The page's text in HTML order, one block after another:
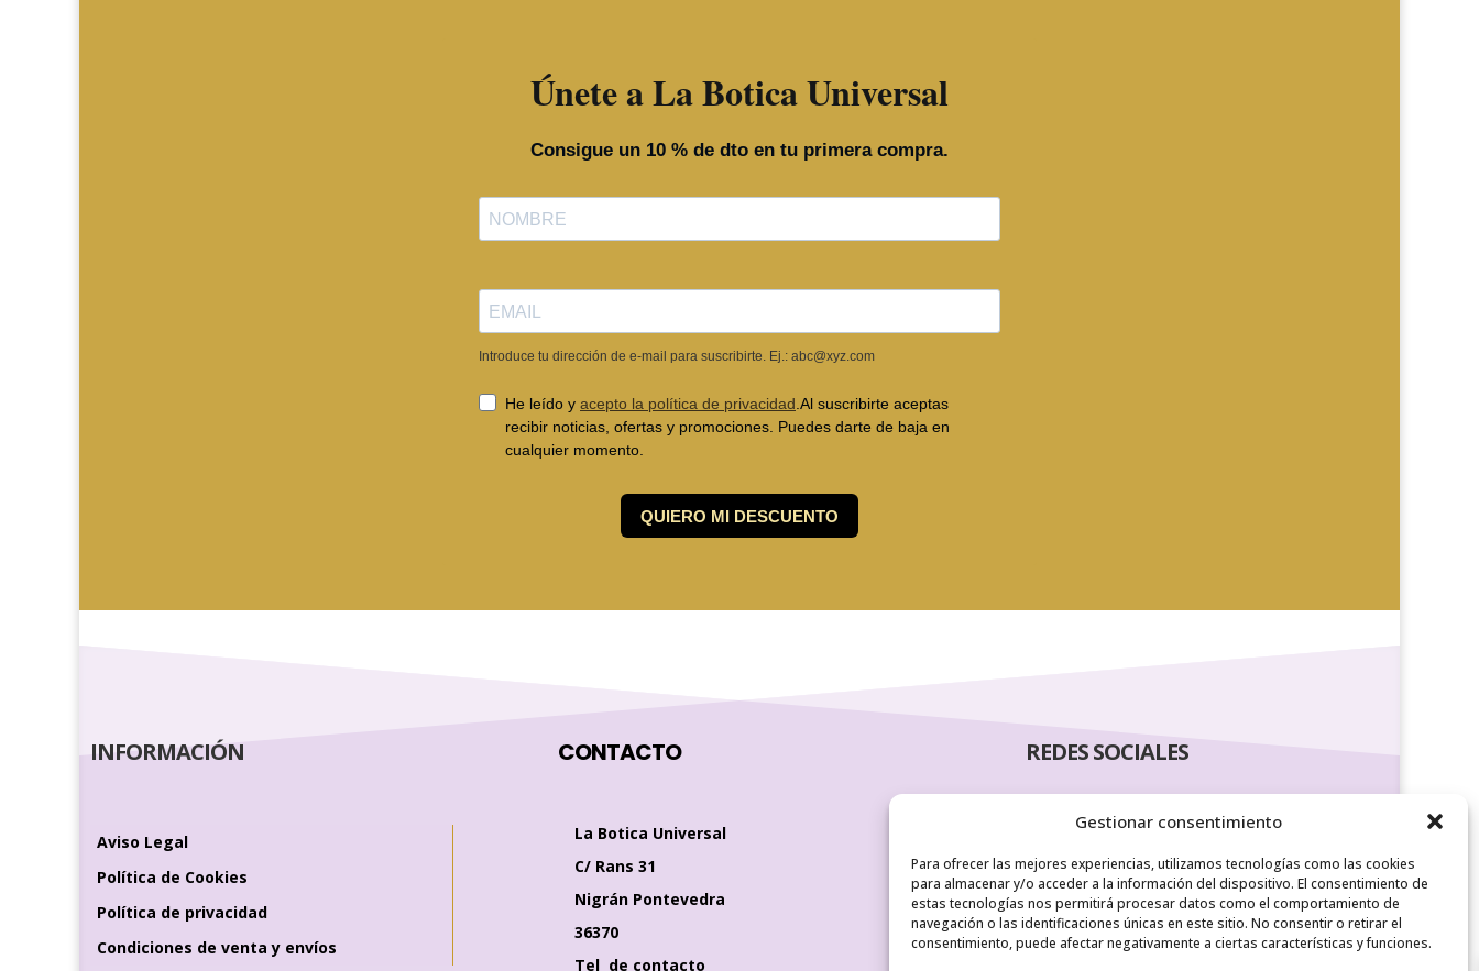
Gestionar consentimiento
Para ofrecer las mejores experiencias, utilizamos tecnologías como las cookies
para almacenar y/o acceder a la información del dispositivo. El consentimiento de
estas tecnologías nos permitirá procesar datos como el comportamiento de
navegación o las identificaciones únicas en este sitio. No consentir o retirar el
consentimiento, puede afectar negativamente a ciertas características y funciones.
INFORMACIÓN
Aviso Legal
Política de Cookies
Política de privacidad
Condiciones de venta y envíos
CONTACTO
La Botica Universal
C/ Rans 31
Nigrán Pontevedra
36370
Tel de contacto
REDES SOCIALES